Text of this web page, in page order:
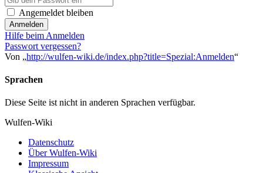
Angemeldet bleiben
Anmelden
Hilfe beim Anmelden
Passwort vergessen?
Von „http://wulfen-wiki.de/index.php?title=Spezial:Anmelden“
Sprachen
Diese Seite ist nicht in anderen Sprachen verfügbar.
Wulfen-Wiki
Datenschutz
Über Wulfen-Wiki
Impressum